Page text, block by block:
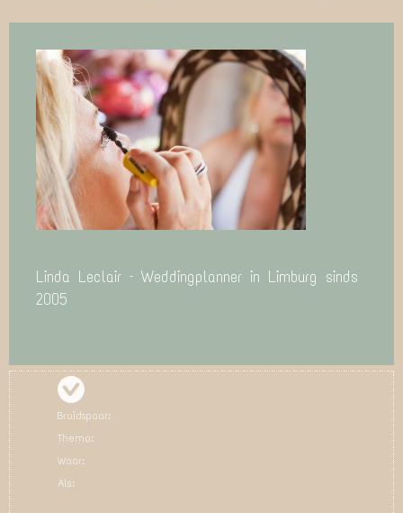
Linda Leclair – Weddingplanner in Limburg sinds
2005
Bruidspaar:
Thema:
Waar:
Als: